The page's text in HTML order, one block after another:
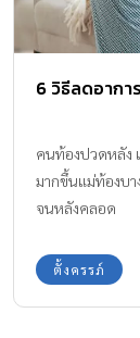
6 วิธีลดอาก
คนท้องปวดหลัง
มากขึ้นแม่ท้องบา
จนหลังคลอด
ตั้งครรภ์